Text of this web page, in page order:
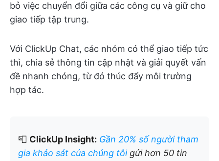
bỏ việc chuyển đổi giữa các công cụ và giữ cho
giao tiếp tập trung.
Với ClickUp Chat, các nhóm có thể giao tiếp tức
thì, chia sẻ thông tin cập nhật và giải quyết vấn
đề nhanh chóng, từ đó thúc đẩy môi trường
hợp tác.
📮 ClickUp Insight: Gần 20% số người tham
gia khảo sát của chúng tôi gửi hơn 50 tin